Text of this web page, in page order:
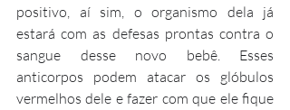
positivo, aí sim, o organismo dela já
estará com as defesas prontas contra o
sangue desse novo bebê. Esses
anticorpos podem atacar os glóbulos
vermelhos dele e fazer com que ele fique